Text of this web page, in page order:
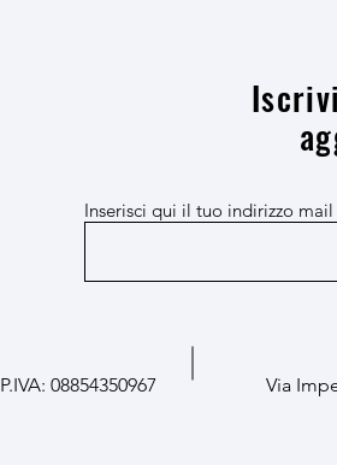
Inserisci qui il tuo indirizzo mail
P.IVA: 08854350967 Via